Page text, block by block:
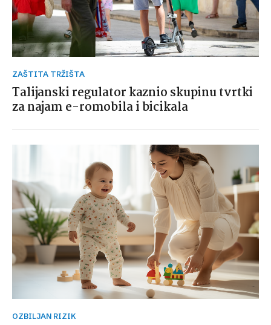
ZAŠTITA TRŽIŠTA
Talijanski regulator kaznio skupinu tvrtki
za najam e-romobila i bicikala
OZBILJAN RIZIK